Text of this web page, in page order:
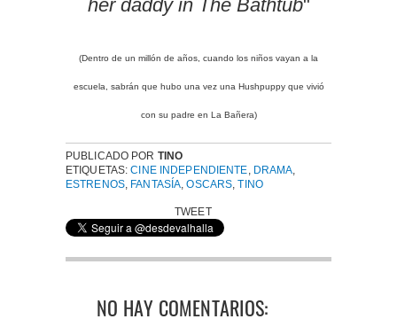
her daddy in The Bathtub"
(Dentro de un millón de años, cuando los niños vayan a la
escuela, sabrán que hubo una vez una Hushpuppy que vivió
con su padre en La Bañera)
PUBLICADO POR TINO
ETIQUETAS:CINE INDEPENDIENTE DRAMA
ESTRENOS, FANTASÍA ,OSCARS ,TINO
TWEET
NO HAY COMENTARIOS: